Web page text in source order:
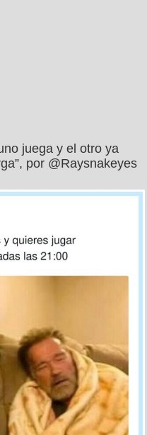
juega y el otro ya
por @Raysnakeyes